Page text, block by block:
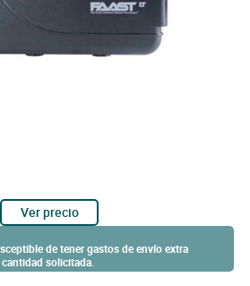
Ver precio
de tener gastos de envío extra
solicitada.